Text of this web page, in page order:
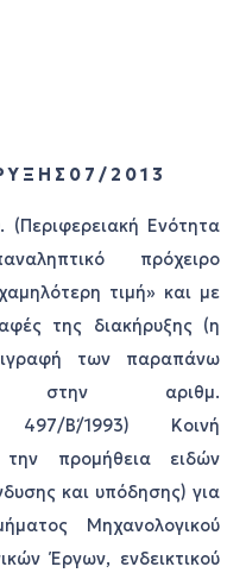
Ξ Η Σ 0 7 / 2 0 1 3
Ενότητα
πρόχειρο
τιμή» και με
της διακήρυξης (η
των παραπάνω
στην αριθμ.
497/Β΄/1993) Κοινή
προμήθεια ειδών
και υπόδησης) για
Μηχανολογικού
Έργων, ενδεικτικού